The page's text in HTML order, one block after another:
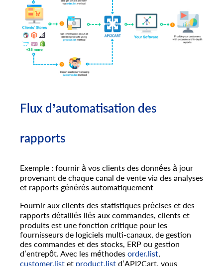
Flux d’automatisation des
rapports
Exemple : fournir à vos clients des données à jour
provenant de chaque canal de vente via des analyses
et rapports générés automatiquement
Fournir aux clients des statistiques précises et des
rapports détaillés liés aux commandes, clients et
produits est une fonction critique pour les
fournisseurs de logiciels multi-canaux, de gestion
des commandes et des stocks, ERP ou gestion
d’entrepôt. Avec les méthodes order.list
customer.list et product.list d’API2Cart, vous